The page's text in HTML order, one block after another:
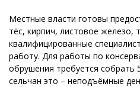
Местные власти готовы
тёс, кирпич, листовое железо,
квалифицированные
работу. Для работы по
обрушения требуется собрать
сельчан это – неподъёмные